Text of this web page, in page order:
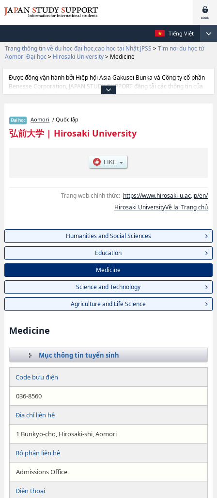
Tiếng Việt
Trang thông tin về du học đại học,cao học tại Nhật JPSS > Tìm nơi du học từ
Aomori Đại học > Hirosaki University> Medicine
Được đồng vận hành bởi Hiệp hội Asia Gakusei Bunka và Công ty cổ phần
Benesse Corporation, JAPAN STUDY SUPPORT đăng tải các thông tin của
khoảng 1.300 trường đại học, cao học, trường đại học ngắn hạn, trường
cần thiết dành cho du học sinh, như là về các Ngành Humanities and
Social ScienceshoặcNgành EducationhoặcNgành MedicinehoặcNgành
Science and TechnologyhoặcNgành Agriculture and Life Science, thông tin
sinh, số lượng trúng tuyển, cở sở trang thiết bị, hướng dẫn địa điểm v.v...
Aomori / Quốc lập
弘前大学| Hirosaki University
Trang web chính thức: https://www.hirosaki-u.ac.jp/en/
Hirosaki UniversityVề lại Trang chủ
Humanities and Social Sciences
Education
Medicine
Science and Technology
Agriculture and Life Science
Medicine
Mục thông tin tuyển sinh
Code bưu điện
036-8560
Địa chỉ liên hệ
1 Bunkyo-cho, Hirosaki-shi, Aomori
Bộ phận liên hệ
Admissions Office
Điện thoại